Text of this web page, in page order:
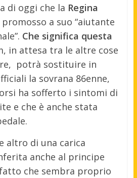
di oggi che la Regina
promosso a suo “aiutante
Che significa questa
in attesa tra le altre cose
potrà sostituire in
la sovrana 86enne,
ha sofferto i sintomi di
e che è anche stata
altro di una carica
anche al principe
che sembra proprio